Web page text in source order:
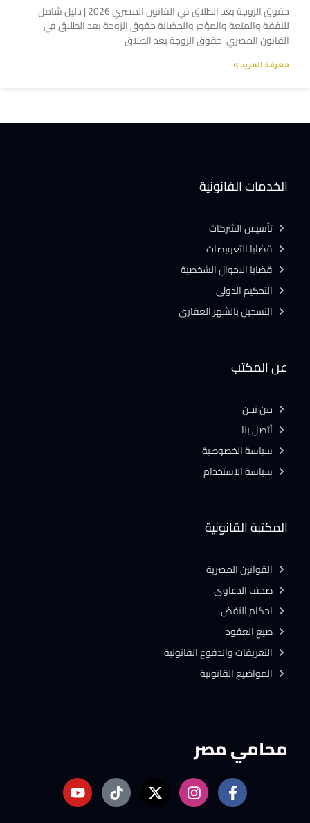
حقوق الزوجة بعد الطلاق في القانون المصري 2026 | دليل شامل
للنفقة والمتعة والمؤخر والحضانة حقوق الزوجة بعد الطلاق في
القانون المصري حقوق الزوجة بعد الطلاق
معرفة المزيد »
محامي مصر
المكتبة القانونية
القوانين المصرية
صحف الدعاوى
احكام النقض
صيغ العقود
التعريفات والدفوع القانونية
المواضيع القانونية
عن المكتب
من نحن
أتصل بنا
سياسة الخصوصية
سياسة الاستخدام
الخدمات القانونية
تأسيس الشركات
قضايا التعويضات
قضايا الاحوال الشخصية
التحكيم الدولى
التسجيل بالشهر العقارى